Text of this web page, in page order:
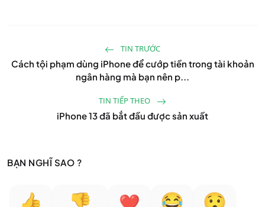
TIN TRƯỚC
Cách tội phạm dùng iPhone để cướp tiền trong tài khoản
ngân hàng mà bạn nên p...
TIN TIẾP THEO
iPhone 13 đã bắt đầu được sản xuất
BẠN NGHĨ SAO ?